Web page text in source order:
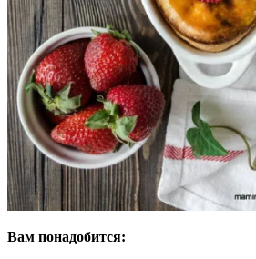
Вам понадобится: